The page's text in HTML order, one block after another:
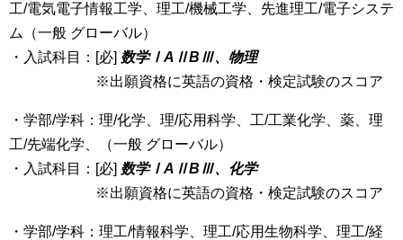
工/電気電子情報工学、理工/機械工学、先進理工/電子システ
ム（一般 グローバル）
・入試科目：[必] 数学ⅠAⅡBⅢ、物理
※出願資格に英語の資格・検定試験のスコア
・学部/学科：理/化学、理/応用科学、工/工業化学、薬、理
工/先端化学、（一般 グローバル）
・入試科目：[必] 数学ⅠAⅡBⅢ、化学
※出願資格に英語の資格・検定試験のスコア
・学部/学科：理工/情報科学、理工/応用生物科学、理工/経